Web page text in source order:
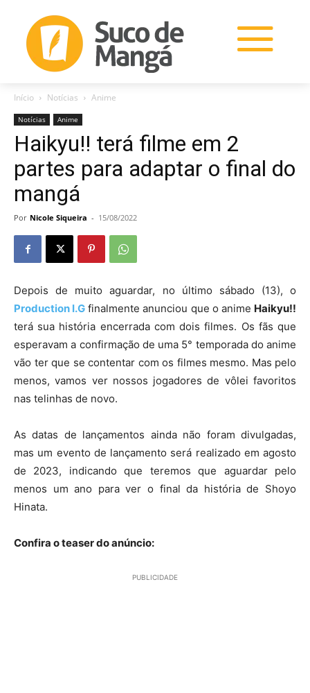
Início Notícias Anime
Notícias Anime
Haikyu!! terá filme em 2
partes para adaptar o final do
mangá
Por Nicole Siqueira - 15/08/2022
Depois de muito aguardar, no último sábado (13), o
Production I.G finalmente anunciou que o anime Haikyu!!
terá sua história encerrada com dois filmes. Os fãs que
esperavam a confirmação de uma 5° temporada do anime
vão ter que se contentar com os filmes mesmo. Mas pelo
menos, vamos ver nossos jogadores de vôlei favoritos
nas telinhas de novo.
As datas de lançamentos ainda não foram divulgadas,
mas um evento de lançamento será realizado em agosto
de 2023, indicando que teremos que aguardar pelo
menos um ano para ver o final da história de Shoyo
Hinata.
Confira o teaser do anúncio:
PUBLICIDADE